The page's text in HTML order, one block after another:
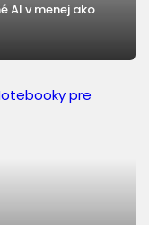
AI v menej ako